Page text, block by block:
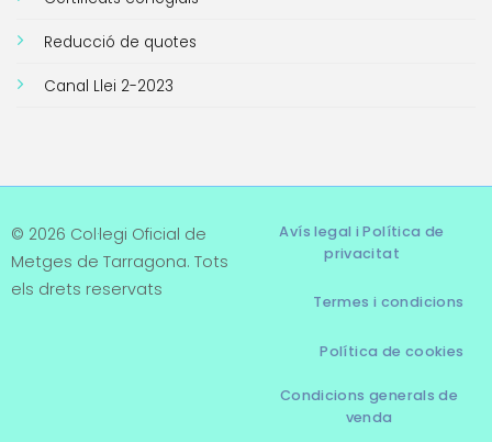
Reducció de quotes
Canal Llei 2-2023
© 2026 Col·legi Oficial de
Metges de Tarragona. Tots
els drets reservats
Avís legal i Política de
privacitat
Termes i condicions
Política de cookies
Condicions generals de
venda